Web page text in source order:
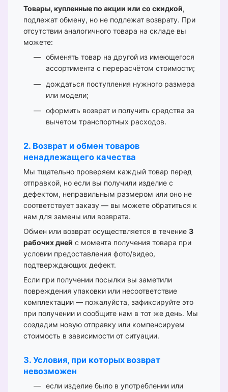
Товары, купленные по акции или со скидкой,
подлежат обмену, но не подлежат возврату. При
отсутствии аналогичного товара на складе вы
можете:
обменять товар на другой из имеющегося
ассортимента с перерасчётом стоимости;
дождаться поступления нужного размера
или модели;
оформить возврат и получить средства за
вычетом транспортных расходов.
2. Возврат и обмен товаров
ненадлежащего качества
Мы тщательно проверяем каждый товар перед
отправкой, но если вы получили изделие с
дефектом, неправильным размером или оно не
соответствует заказу — вы можете обратиться к
нам для замены или возврата.
Обмен или возврат осуществляется в течение 3
рабочих дней с момента получения товара при
условии предоставления фото/видео,
подтверждающих дефект.
Если при получении посылки вы заметили
повреждения упаковки или несоответствие
комплектации — пожалуйста, зафиксируйте это
при получении и сообщите нам в тот же день. Мы
создадим новую отправку или компенсируем
стоимость в зависимости от ситуации.
3. Условия, при которых возврат
невозможен
если изделие было в употреблении или